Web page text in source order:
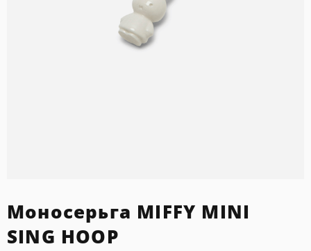
Моносерьга MIFFY MINI
SING HOOP